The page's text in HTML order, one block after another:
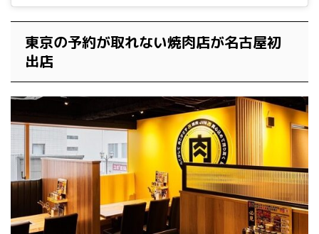
東京の予約が取れない焼肉店が名古屋初
出店